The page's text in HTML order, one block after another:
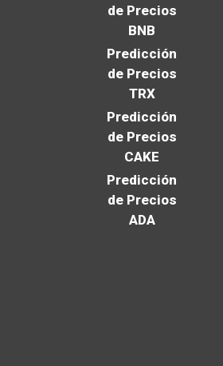
de Precios
BNB
Predicción
de Precios
TRX
Predicción
de Precios
CAKE
Predicción
de Precios
ADA